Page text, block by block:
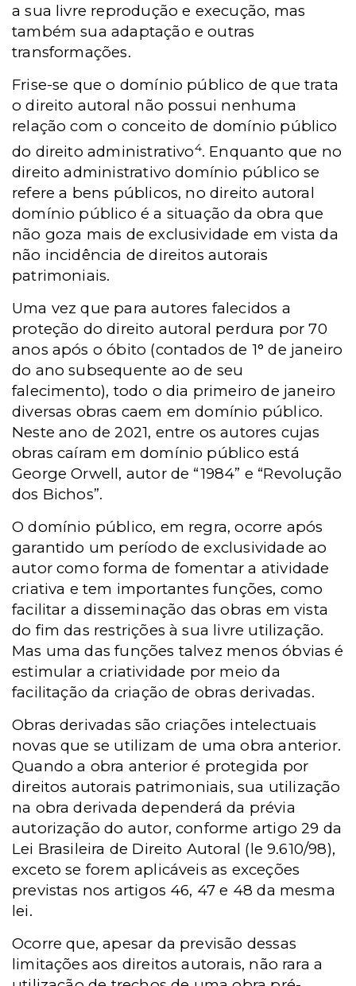
a sua livre reprodução e execução, mas
também sua adaptação e outras
transformações.
Frise-se que o domínio público de que trata
o direito autoral não possui nenhuma
relação com o conceito de domínio público
do direito administrativo4. Enquanto que no
direito administrativo domínio público se
refere a bens públicos, no direito autoral
domínio público é a situação da obra que
não goza mais de exclusividade em vista da
não incidência de direitos autorais
patrimoniais.
Uma vez que para autores falecidos a
proteção do direito autoral perdura por 70
anos após o óbito (contados de 1° de janeiro
do ano subsequente ao de seu
falecimento), todo o dia primeiro de janeiro
diversas obras caem em domínio público.
Neste ano de 2021, entre os autores cujas
obras caíram em domínio público está
George Orwell, autor de “1984” e “Revolução
dos Bichos”.
O domínio público, em regra, ocorre após
garantido um período de exclusividade ao
autor como forma de fomentar a atividade
criativa e tem importantes funções, como
facilitar a disseminação das obras em vista
do fim das restrições à sua livre utilização.
Mas uma das funções talvez menos óbvias é
estimular a criatividade por meio da
facilitação da criação de obras derivadas.
Obras derivadas são criações intelectuais
novas que se utilizam de uma obra anterior.
Quando a obra anterior é protegida por
direitos autorais patrimoniais, sua utilização
na obra derivada dependerá da prévia
autorização do autor, conforme artigo 29 da
Lei Brasileira de Direito Autoral (le 9.610/98),
exceto se forem aplicáveis as exceções
previstas nos artigos 46, 47 e 48 da mesma
lei.
Ocorre que, apesar da previsão dessas
limitações aos direitos autorais, não rara a